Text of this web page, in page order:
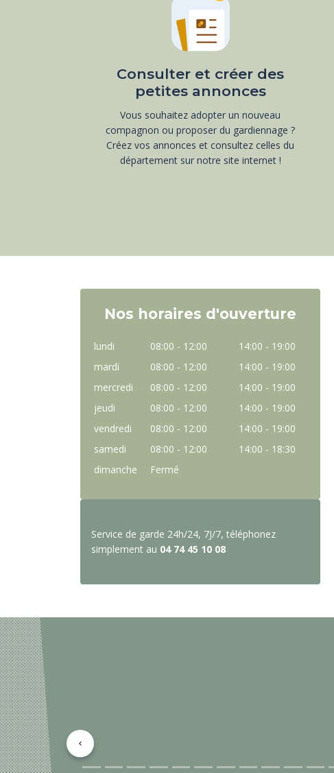
Consulter et créer des
petites annonces
Vous souhaitez adopter un nouveau
compagnon ou proposer du gardiennage ?
Créez vos annonces et consultez celles du
département sur notre site internet !
Nos horaires d'ouverture
lundi 08:00 - 12:00
14:00 - 19:00
mardi
08:00 - 12:00
14:00 - 19:00
mercredi
08:00 - 12:00
14:00 - 19:00
jeudi
08:00 - 12:00
14:00 - 19:00
vendredi
08:00 - 12:00
14:00 - 19:00
samedi
08:00 - 12:00
14:00 - 18:30
dimanche
Fermé
Service de garde 24h/24, 7J/7, téléphonez
simplement au 04 74 45 10 08
Précédent